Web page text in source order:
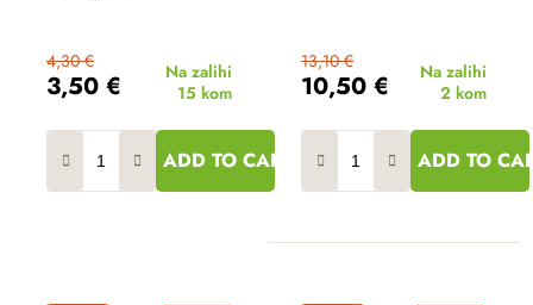
3,50 €
4,30 €
Na zalihi
15 kom
ADD TO CART
10,50 €
13,10 €
Na zalihi
2 kom
ADD TO